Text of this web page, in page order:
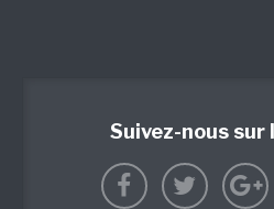
Suivez-nous sur